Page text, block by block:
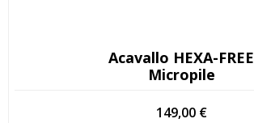
Acavallo HEXA-FREE
Micropile
149,00 €